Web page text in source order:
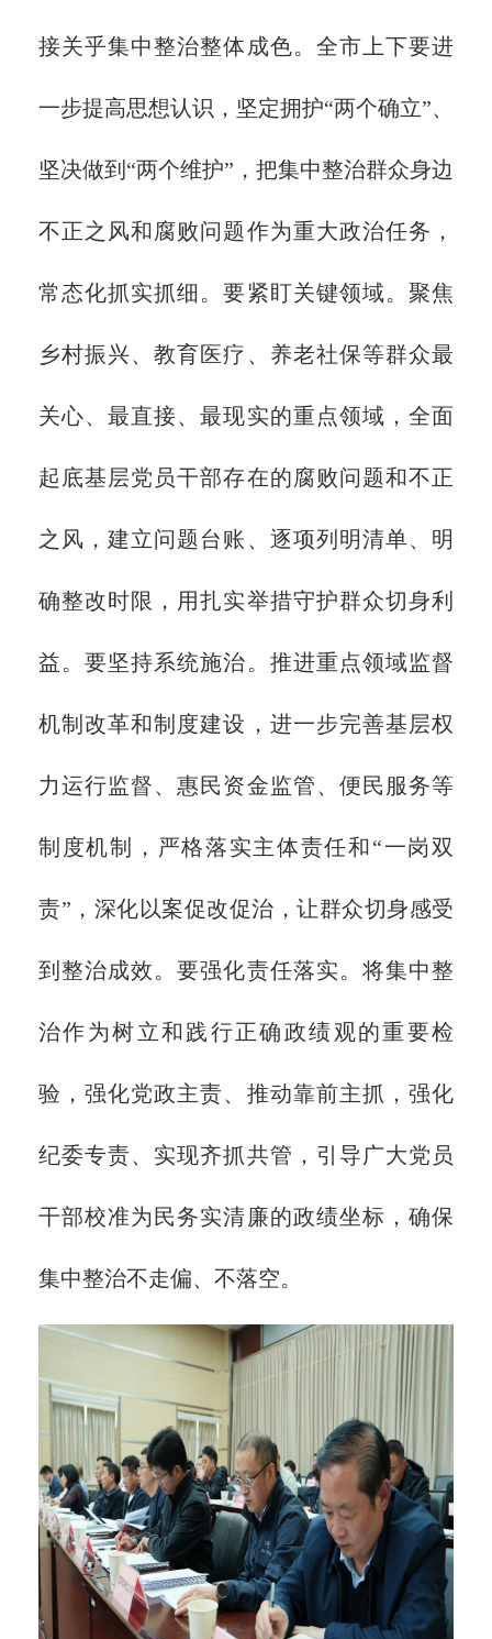
接关乎集中整治整体成色。全市上下要进
一步提高思想认识，坚定拥护“两个确立”、
坚决做到“两个维护”，把集中整治群众身边
不正之风和腐败问题作为重大政治任务，
常态化抓实抓细。要紧盯关键领域。聚焦
乡村振兴、教育医疗、养老社保等群众最
关心、最直接、最现实的重点领域，全面
起底基层党员干部存在的腐败问题和不正
之风，建立问题台账、逐项列明清单、明
确整改时限，用扎实举措守护群众切身利
益。要坚持系统施治。推进重点领域监督
机制改革和制度建设，进一步完善基层权
力运行监督、惠民资金监管、便民服务等
制度机制，严格落实主体责任和“一岗双
责”，深化以案促改促治，让群众切身感受
到整治成效。要强化责任落实。将集中整
治作为树立和践行正确政绩观的重要检
验，强化党政主责、推动靠前主抓，强化
纪委专责、实现齐抓共管，引导广大党员
干部校准为民务实清廉的政绩坐标，确保
集中整治不走偏、不落空。